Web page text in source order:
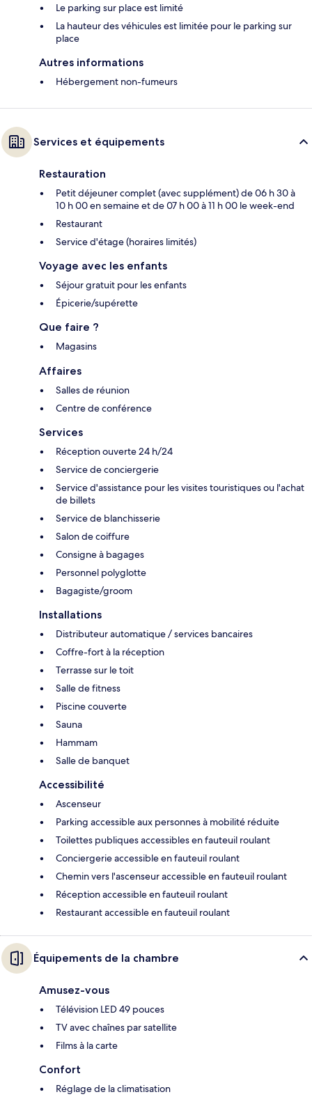
Le parking sur place est limité
La hauteur des véhicules est limitée pour le parking sur
place
Autres informations
Hébergement non-fumeurs
Services et équipements
Restauration
Petit déjeuner complet (avec supplément) de 06 h 30 à
10 h 00 en semaine et de 07 h 00 à 11 h 00 le week-end
Restaurant
Service d'étage (horaires limités)
Voyage avec les enfants
Séjour gratuit pour les enfants
Épicerie/supérette
Que faire ?
Magasins
Affaires
Salles de réunion
Centre de conférence
Services
Réception ouverte 24 h/24
Service de conciergerie
Service d'assistance pour les visites touristiques ou l'achat
de billets
Service de blanchisserie
Salon de coiffure
Consigne à bagages
Personnel polyglotte
Bagagiste/groom
Installations
Distributeur automatique / services bancaires
Coffre-fort à la réception
Terrasse sur le toit
Salle de fitness
Piscine couverte
Sauna
Hammam
Salle de banquet
Accessibilité
Ascenseur
Parking accessible aux personnes à mobilité réduite
Toilettes publiques accessibles en fauteuil roulant
Conciergerie accessible en fauteuil roulant
Chemin vers l'ascenseur accessible en fauteuil roulant
Réception accessible en fauteuil roulant
Restaurant accessible en fauteuil roulant
Équipements de la chambre
Amusez-vous
Télévision LED 49 pouces
TV avec chaînes par satellite
Films à la carte
Confort
Réglage de la climatisation